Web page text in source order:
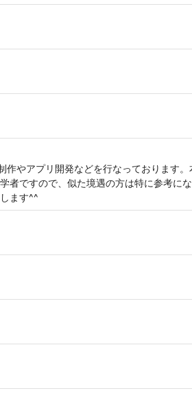
作やアプリ開発などを行なっております
者ですので、似た境遇の方は特に参考に
ます^^